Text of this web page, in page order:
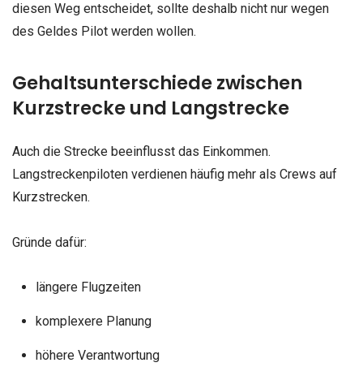
diesen Weg entscheidet, sollte deshalb nicht nur wegen
des Geldes Pilot werden wollen.
Gehaltsunterschiede zwischen
Kurzstrecke und Langstrecke
Auch die Strecke beeinflusst das Einkommen.
Langstreckenpiloten verdienen häufig mehr als Crews auf
Kurzstrecken.
Gründe dafür:
längere Flugzeiten
komplexere Planung
höhere Verantwortung